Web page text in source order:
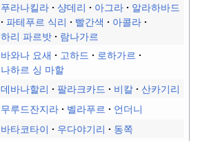
푸라나킬라 샹데리 아그라
알라하바드
파테푸르 식리
빨간색
아콜라
하리 파르밧
람나가르
바와나 요새 고하드
로하가르
나하르 싱 마할
데바나할리 팔라크카드 비칼
산카기리
무루드잔지라 벨라푸르
언더니
바타코타이 우다야기리 동쪽